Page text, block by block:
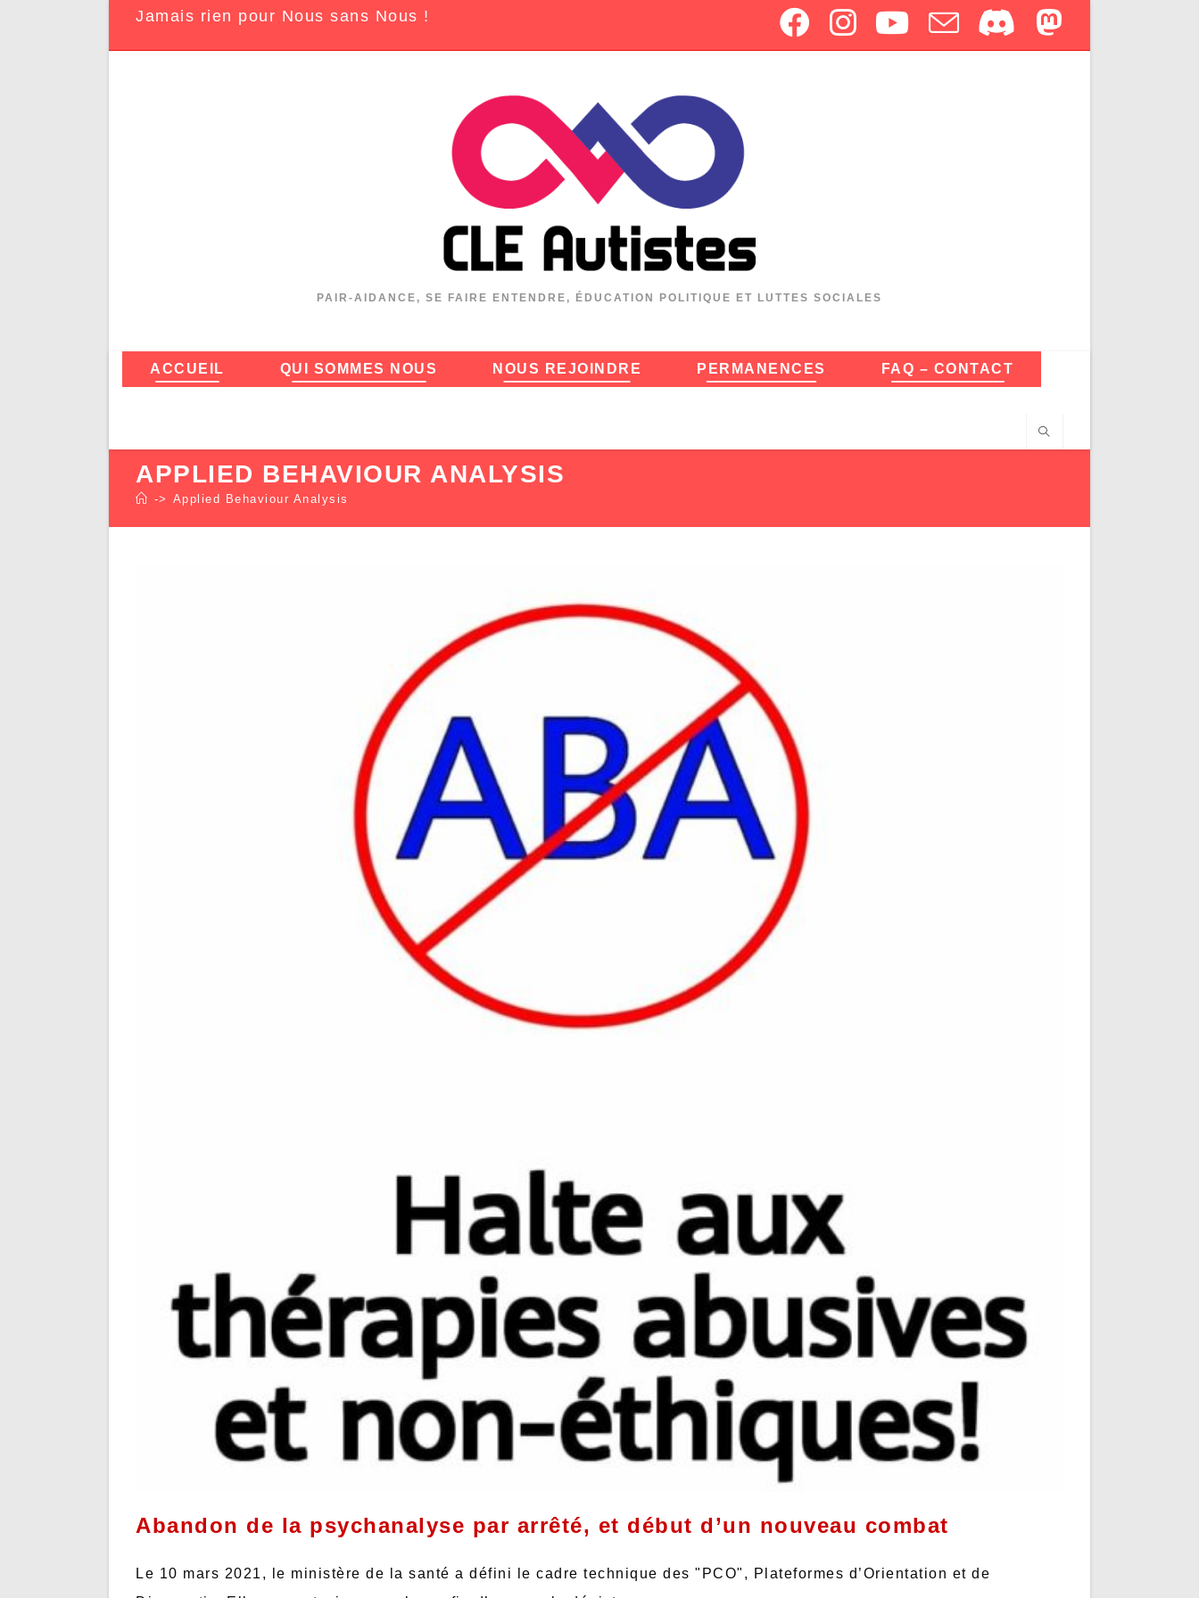
Jamais rien pour Nous sans Nous !
PAIR-AIDANCE, SE FAIRE ENTENDRE, ÉDUCATION POLITIQUE ET LUTTES SOCIALES
ACCUEIL QUI SOMMES NOUS NOUS REJOINDRE PERMANENCES FAQ – CONTACT
APPLIED BEHAVIOUR ANALYSIS
-> Applied Behaviour Analysis
Abandon de la psychanalyse par arrêté, et début d’un nouveau combat
Le 10 mars 2021, le ministère de la santé a défini le cadre technique des "PCO", Plateformes d’Orientation et de